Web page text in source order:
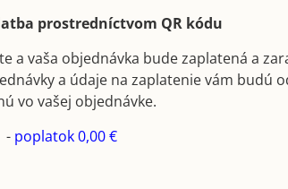
prostredníctvom QR kódu
a vaša objednávka bude zaplatená a
a údaje na zaplatenie vám budú
vo vašej objednávke.
- poplatok 0,00 €